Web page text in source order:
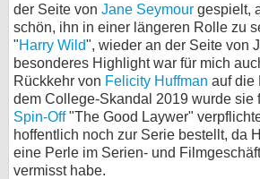
der Seite von Jane Seymour gespielt,
schön, ihn in einer längeren Rolle zu
"Harry Wild", wieder an der Seite von
besonderes Highlight war für mich
Rückkehr von Felicity Huffman auf die
dem College-Skandal 2019 wurde sie
Spin-Off"The Good Laywer"
hoffentlich noch zur Serie bestellt, da
eine Perle im Serien- und
vermisst habe.